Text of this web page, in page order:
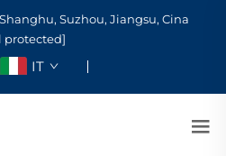
Suzhou, Jiangsu, Cina
protected]
IT